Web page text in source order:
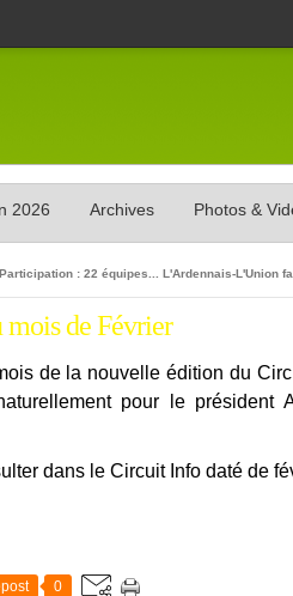
2026 Archives Photos &
: 22 équipes... L'Ardennais-L'Union
de Février
de la nouvelle édition du
pour le président
dans le Circuit Info daté de
0